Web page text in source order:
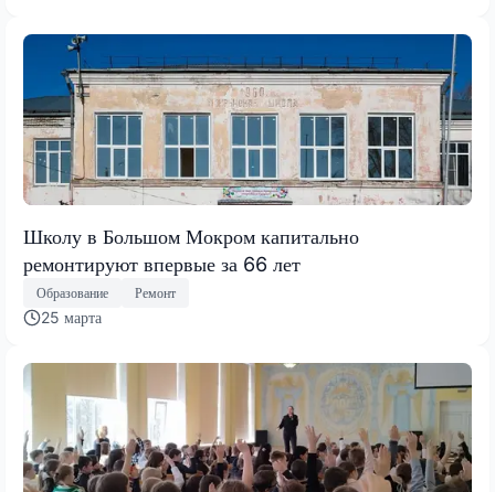
Школу в Большом Мокром капитально
ремонтируют впервые за 66 лет
Образование Ремонт
25 марта